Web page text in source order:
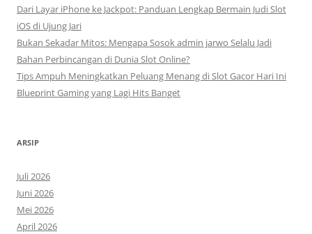
Dari Layar iPhone ke Jackpot: Panduan Lengkap Bermain Judi Slot
iOS di Ujung Jari
Bukan Sekadar Mitos: Mengapa Sosok admin jarwo Selalu Jadi
Bahan Perbincangan di Dunia Slot Online?
Tips Ampuh Meningkatkan Peluang Menang di Slot Gacor Hari Ini
Blueprint Gaming yang Lagi Hits Banget
ARSIP
Juli 2026
Juni 2026
Mei 2026
April 2026